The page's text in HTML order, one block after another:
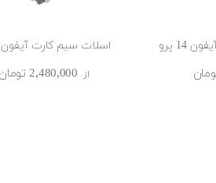
پرو اسلات سیم کارت آیفون 14 پرو
از 2٬480٬000 ‎تومان